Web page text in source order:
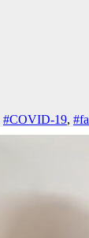
#COVID-19,